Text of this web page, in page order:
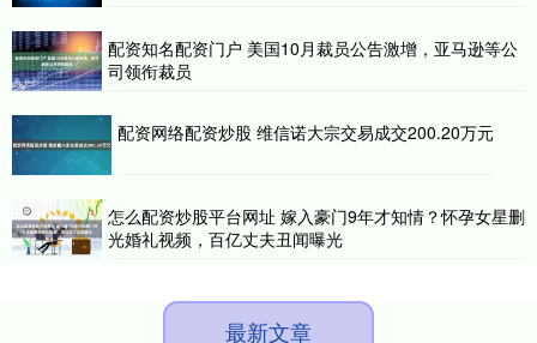
配资知名配资门户 美国10月裁员公告激增，亚马逊等公
司领衔裁员
配资网络配资炒股 维信诺大宗交易成交200.20万元
怎么配资炒股平台网址 嫁入豪门9年才知情？怀孕女星删
光婚礼视频，百亿丈夫丑闻曝光
最新文章